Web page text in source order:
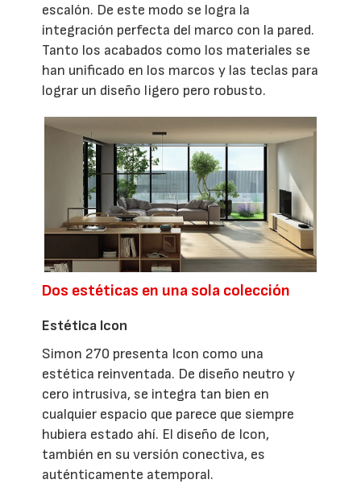
escalón. De este modo se logra la
integración perfecta del marco con la pared.
Tanto los acabados como los materiales se
han unificado en los marcos y las teclas para
lograr un diseño ligero pero robusto.
Dos estéticas en una sola colección
Estética Icon
Simon 270 presenta Icon como una
estética reinventada. De diseño neutro y
cero intrusiva, se integra tan bien en
cualquier espacio que parece que siempre
hubiera estado ahí. El diseño de Icon,
también en su versión conectiva, es
auténticamente atemporal.